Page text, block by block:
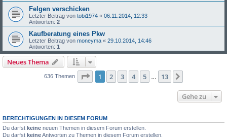
Felgen verschicken
Letzter Beitrag von tobi1974 « 06.11.2014, 12:33
Antworten: 2
Kaufberatung eines Pkw
Letzter Beitrag von moneyma « 29.10.2014, 14:46
Antworten: 1
Neues Thema
636 Themen Seite 1von 13
1 2 3 4 5 13
Gehe zu
BERECHTIGUNGEN IN DIESEM FORUM
Du darfst keine neuen Themen in diesem Forum erstellen.
Du darfst keineAntworten zu Themen in diesem Forum erstellen.